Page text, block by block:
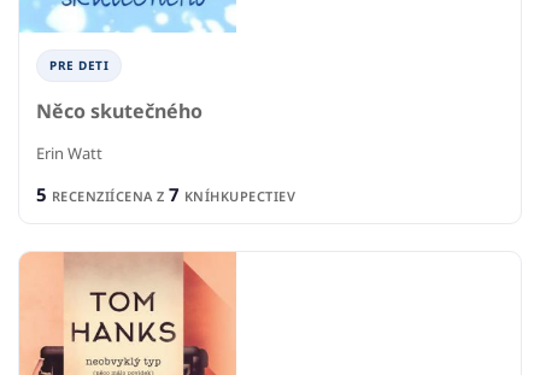
PRE DETI
Něco skutečného
Erin Watt
5 RECENZIÍCENA Z 7 KNÍHKUPECTIEV